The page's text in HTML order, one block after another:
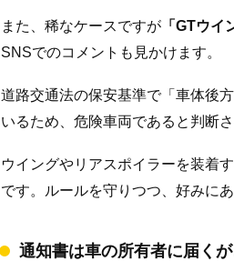
また、稀なケースですが 「GTウ
SNSでのコメントも見かけます。
道路交通法の保安基準で「車体後
いるため、危険車両であると判断
ウイングやリアスポイラーを装着
です。ルールを守りつつ、好みに
通知書は車の所有者に届く